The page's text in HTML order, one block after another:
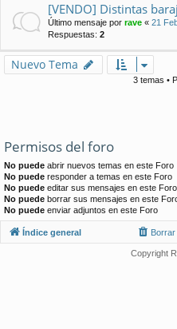
[VENDO] Distintas
Último mensaje por rave « 21
Respuestas: 2
Nuevo Tema
3 temas •
Permisos del foro
No puede abrir nuevos temas en este Foro
No puede responder a temas en este Foro
No puede editar sus mensajes en este Foro
No puede borrar sus mensajes en este
No puede enviar adjuntos en este Foro
Índice general
Copyright